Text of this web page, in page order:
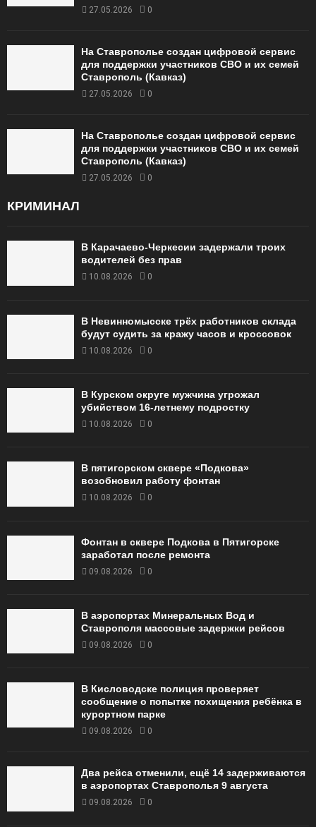
27.05.2026 0
На Ставрополье создан цифровой сервис
для поддержки участников СВО и их семей
Ставрополь (Кавказ)
27.05.2026 0
На Ставрополье создан цифровой сервис
для поддержки участников СВО и их семей
Ставрополь (Кавказ)
27.05.2026 0
КРИМИНАЛ
В Карачаево-Черкесии задержали троих
водителей без прав
10.08.2026 0
В Невинномысске трёх работников склада
будут судить за кражу часов и кроссовок
10.08.2026 0
В Курском округе мужчина угрожал
убийством 16‑летнему подростку
10.08.2026 0
В пятигорском сквере «Подкова»
возобновил работу фонтан
10.08.2026 0
Фонтан в сквере Подкова в Пятигорске
заработал после ремонта
09.08.2026 0
В аэропортах Минеральных Вод и
Ставрополя массовые задержки рейсов
09.08.2026 0
В Кисловодске полиция проверяет
сообщение о попытке похищения ребёнка в
курортном парке
09.08.2026 0
Два рейса отменили, ещё 14 задерживаются
в аэропортах Ставрополья 9 августа
09.08.2026 0